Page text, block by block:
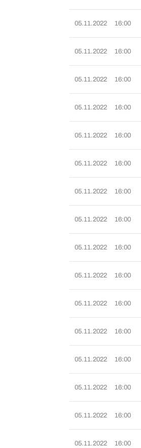
05.11.2022 16:00
05.11.2022 16:00
05.11.2022 16:00
05.11.2022 16:00
05.11.2022 16:00
05.11.2022 16:00
05.11.2022 16:00
05.11.2022 16:00
05.11.2022 16:00
05.11.2022 16:00
05.11.2022 16:00
05.11.2022 16:00
05.11.2022 16:00
05.11.2022 16:00
05.11.2022 16:00
05.11.2022 16:00